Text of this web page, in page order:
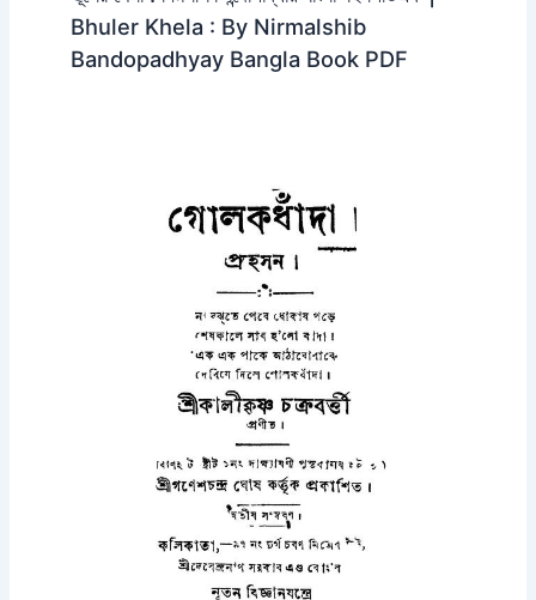
Bhuler Khela : By Nirmalshib
Bandopadhyay Bangla Book PDF